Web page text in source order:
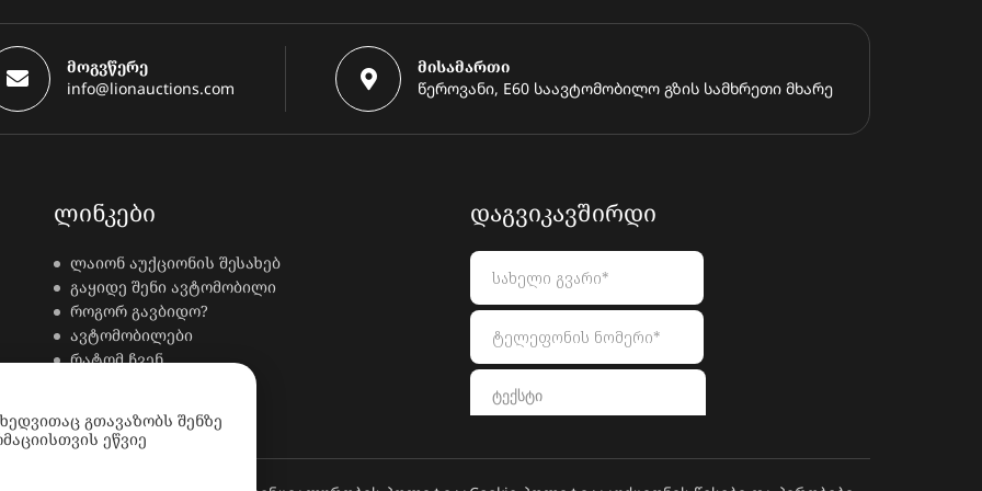
მოგვწერე
info@lionauctions.com
მისამართი
წეროვანი, E60 საავტომობილო გზის სამხრეთი მხარე
ᲚᲘᲜᲙᲔᲑᲘ
ლაიონ აუქციონის შესახებ
გაყიდე შენი ავტომობილი
როგორ გავბიდო?
ავტომობილები
რატომ ჩვენ
ᲓᲐᲒᲕᲘᲙᲐᲕᲨᲘᲠᲓᲘ
გთავაზობს შენზე
ეწვიე